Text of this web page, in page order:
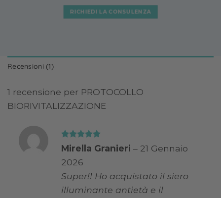
RICHIEDI LA CONSULENZA
Recensioni (1)
1 recensione per PROTOCOLLO
BIORIVITALIZZAZIONE
Valutato5
su 5
Mirella Granieri– 21 Gennaio
2026
Super!! Ho acquistato il siero
illuminante antietà e il